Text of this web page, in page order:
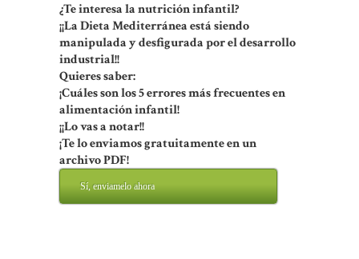
¿Te interesa la nutrición infantil?
¡¡La Dieta Mediterránea está siendo
manipulada y desfigurada por el desarrollo
industrial!!
Quieres saber:
¡Cuáles son los 5 errores más frecuentes en
alimentación infantil!
¡¡Lo vas a notar!!
¡Te lo enviamos gratuitamente en un
archivo PDF!
Sí, enviamelo ahora